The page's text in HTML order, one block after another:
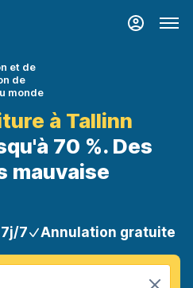
et de
de
monde
à Tallinn
70 %. Des
mauvaise
7 Annulation gratuite